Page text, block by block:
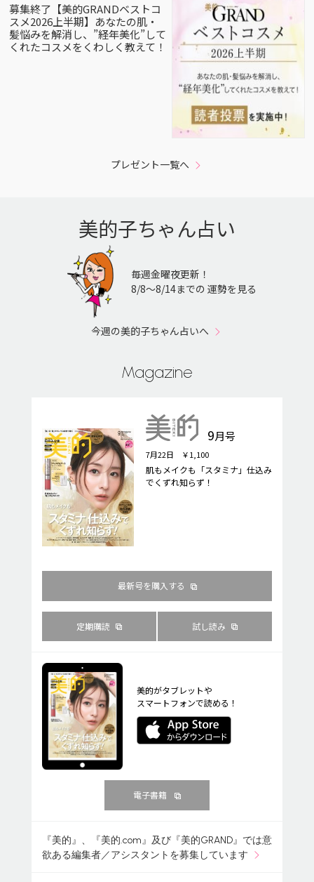
募集終了【美的GRANDベストコ
スメ2026上半期】あなたの肌・
髪悩みを解消し、”経年美化”して
くれたコスメをくわしく教えて！
プレゼント一覧へ
美的子ちゃん占い
毎週金曜夜更新！
8/8〜8/14までの 運勢を見る
今週の美的子ちゃん占いへ
Magazine
9月号
7月22日 ￥1,100
肌もメイクも「スタミナ」仕込み
でくずれ知らず！
最新号を購入する
定期購読 試し読み
美的がタブレットや
スマートフォンで読める！
電子書籍
『美的』、『美的.com』及び『美的GRAND』では意
欲ある編集者／アシスタントを募集しています